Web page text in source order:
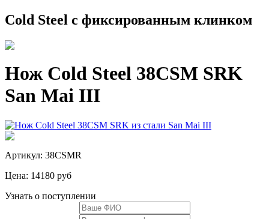
Cold Steel с фиксированным клинком
Нож Cold Steel 38CSM SRK
San Mai III
Артикул: 38CSMR
Цена: 14180 руб
Узнать о поступлении